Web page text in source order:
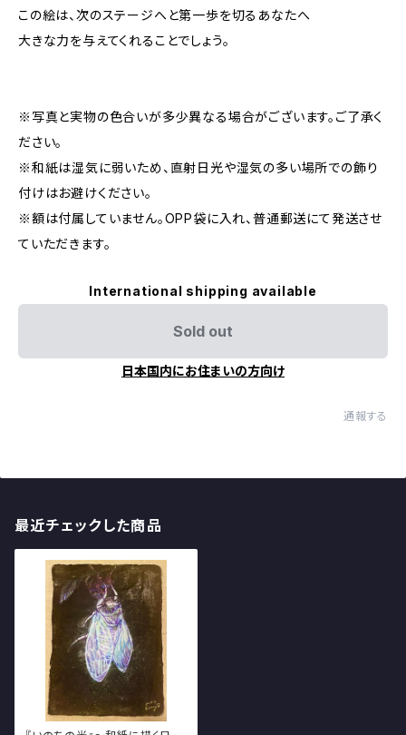
この絵は、次のステージへと第一歩を切るあなたへ
大きな力を与えてくれることでしょう。
※写真と実物の色合いが多少異なる場合がございます。ご了承く
ださい。
※和紙は湿気に弱いため、直射日光や湿気の多い場所での飾り
付けはお避けください。
※額は付属していません。OPP袋に入れ、普通郵送にて発送させ
ていただきます。
International shipping available
Sold out
日本国内にお住まいの方向け
通報する
最近チェックした商品